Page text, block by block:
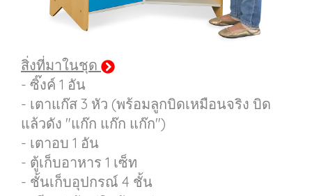
สิ่งที่มาในชุด
- ซิ๊งค์ 1 อัน
- เตาแก๊ส 3 หัว (พร้อมลูกบิดเหมือนจริง บิด
แล้วดัง "แก๊ก แก๊ก แก๊ก")
- เตาอบ 1 อัน
- ตู้เก็บอาหาร 1 เซ็ท
- ชั้นเก็บอุปกรณ์ 4 ชั้น